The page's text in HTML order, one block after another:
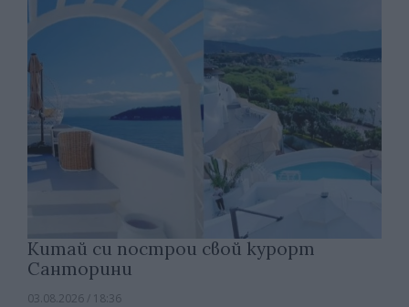
Китай си построи свой курорт
Санторини
03.08.2026 / 18:36